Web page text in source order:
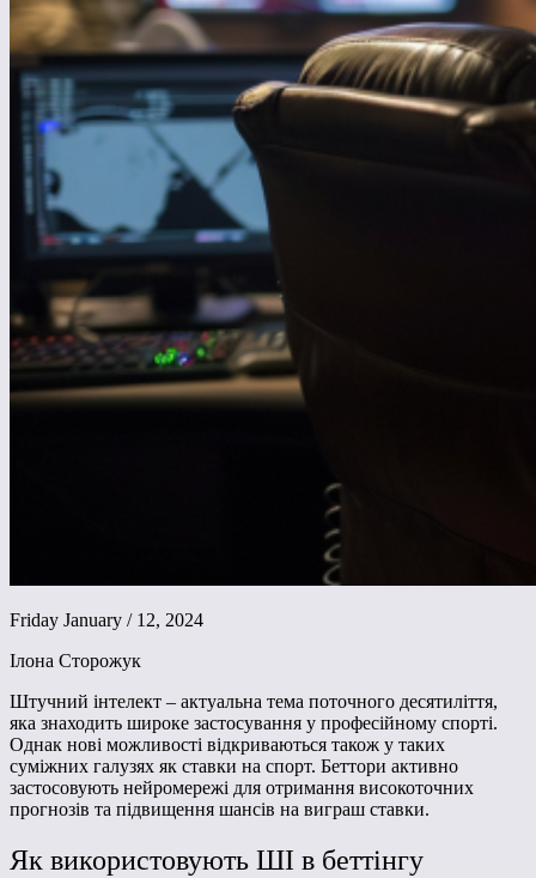
Friday January / 12, 2024
Ілона Сторожук
Штучний інтелект – актуальна тема поточного десятиліття,
яка знаходить широке застосування у професійному спорті.
Однак нові можливості відкриваються також у таких
суміжних галузях як ставки на спорт. Беттори активно
застосовують нейромережі для отримання високоточних
прогнозів та підвищення шансів на виграш ставки.
Як використовують ШІ в беттінгу